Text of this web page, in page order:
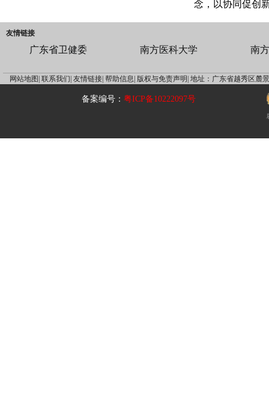
念，以协同促创
友情链接
广东省卫健委 南方医科大学 南
网站地图| 联系我们| 友情链接| 帮助信息| 版权与免责声明| 地址：广东省越秀区麓
备案编号：粤ICP备10222097号